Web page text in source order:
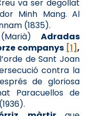
va ser degollat
Minh Mang. Al
(1835).
Adradas
companys [1],
de Sant Joan
contra la
de gloriosa
Paracuellos de